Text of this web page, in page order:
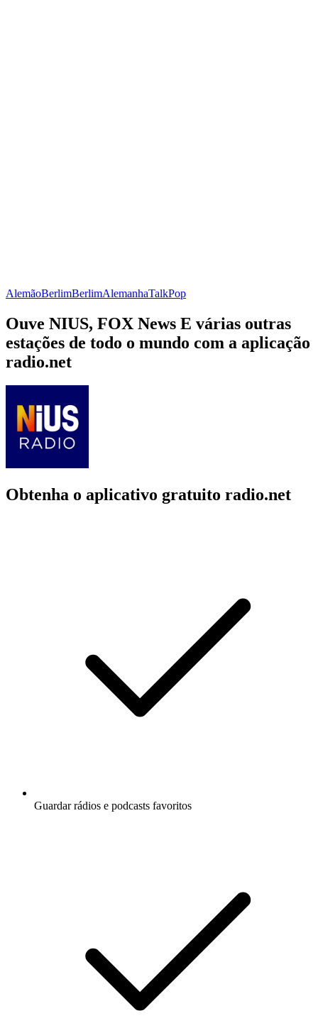
AlemãoBerlimBerlimAlemanhaTalkPop
Ouve NIUS, FOX News E várias outras
estações de todo o mundo com a aplicação
radio.net
Obtenha o aplicativo gratuito radio.net
Guardar rádios e podcasts favoritos